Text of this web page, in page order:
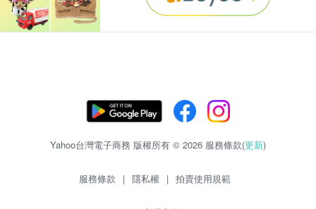
Yahoo台灣電子商務 版權所有 © 2026 服務條款(更新)
服務條款 | 隱私權 | 拍賣使用規範